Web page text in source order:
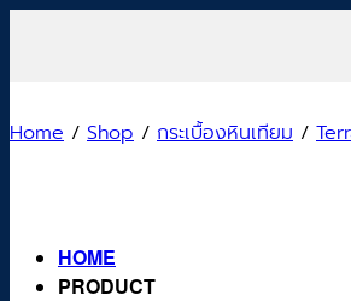
HOME
PRODUCT
Home / Shop / กระเบื้องหินเทียม /